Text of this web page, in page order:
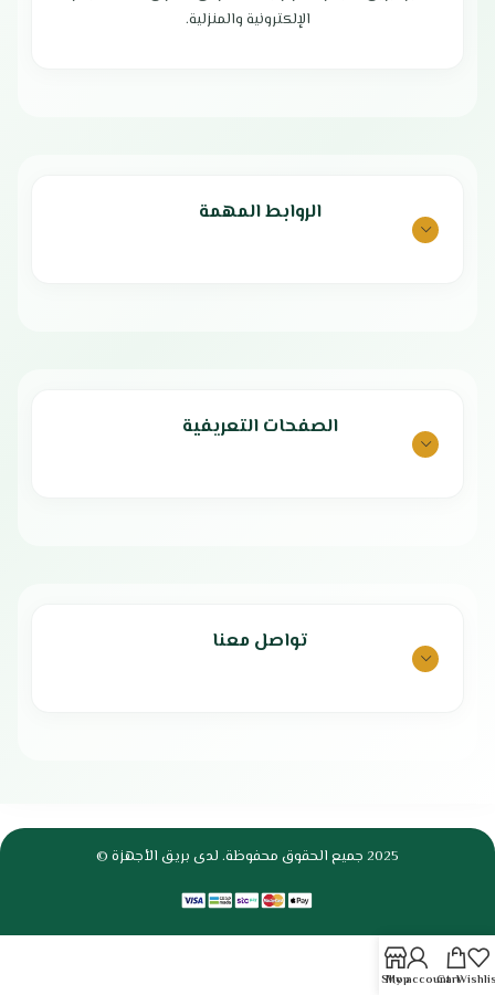
تصميم انيق يتمتع أيضًا بلمعان قوي
شفرات فولاذ مقاوم للصدأ قابلة
لا يسبب ضرراً عند اللمس
الضمان الشامل : عامين
الإلكترونية والمنزلية.
الروابط المهمة
الصفحات التعريفية
تواصل معنا
2025 جميع الحقوق محفوظة. لدى بريق الأجهزة ©
Cart
My account
Shop